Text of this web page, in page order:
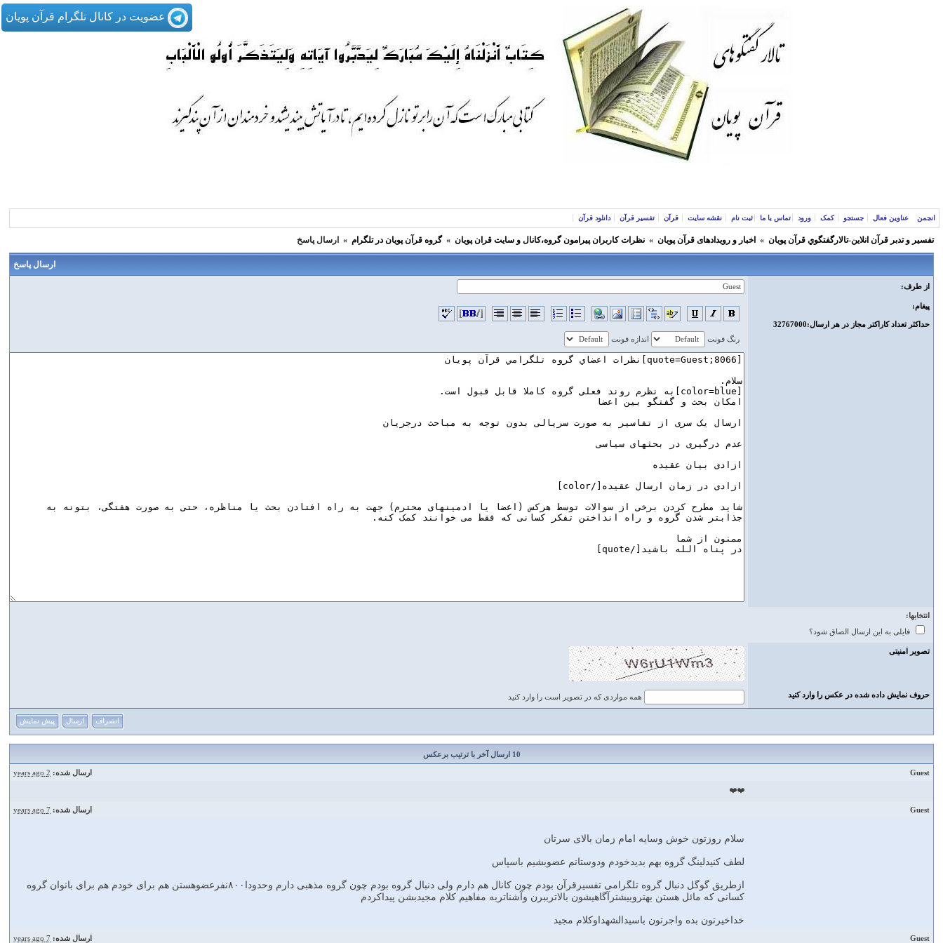
عضویت در کانال تلگرام قرآن پویان
انجمن عناوین فعال جستجو کمک ورود تماس با ما ثبت نام نقشه سایت قرآن تفسیر قرآن دانلود قرآن
تفسير و‌ تدبر قرآن انلاين-تالارگفتگوي قرآن پویان » اخبار و رویدادهای قرآن پویان » نظرات کاربران پیرامون گروه،کانال و سایت قران پویان » گروه قرآن پویان در تلگرام » ارسال پاسخ
ارسال پاسخ
از طرف:
پیغام:
حداكثر تعداد كاراكتر مجاز در هر ارسال‌:32767000
رنگ فونت
اندازه فونت
انتخابها:
فایلی به این ارسال الصاق شود؟
تصویر امنیتی
حروف نمایش داده شده در عکس را وارد کنید همه مواردی که در تصویر است را وارد کنید
پیش نمایش ارسال انصراف
10 ارسال آخر با ترتیب برعکس
Guest ارسال شده: 2 years ago
❤️❤️
Guest ارسال شده: 7 years ago
سلام روزتون خوش وسایه امام زمان بالای سرتان
لطف کنیدلینگ گروه بهم بدیدخودم ودوستانم عضوبشیم باسپاس
ازطریق گوگل دنبال گروه تلگرامی تفسیرقرآن بودم چون کانال هم دارم ولی دنبال گروه بودم چون گروه مذهبی دارم وحدودا۸۰۰نفرعضوهستن هم برای خودم هم برای بانوان گروه
کسانی که مائل هستن بهتروبیشترآگاهیشون بالاترببرن وآشناتربه مفاهیم کلام مجیدبشن پیداکردم
خداخیرتون بده واجرتون باسیدالشهداوکلام مجید
Guest ارسال شده: 7 years ago